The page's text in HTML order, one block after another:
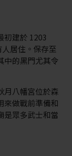
初建於 1203
居住。保存至
中的黑門尤其令
月八幡宮位於森
來做戰前準備和
是眾多武士和當